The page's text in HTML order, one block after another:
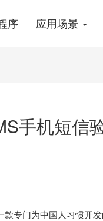
序 应用场景
手机短信
专门为中国人习惯开